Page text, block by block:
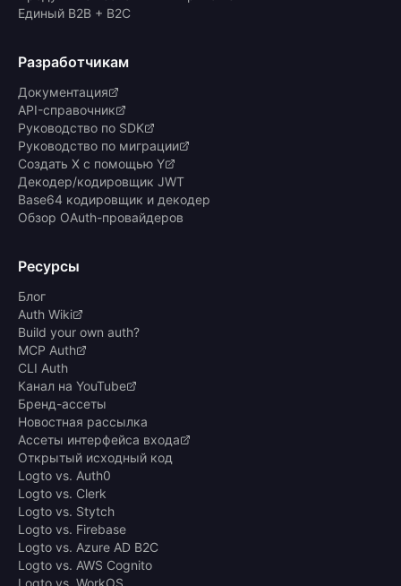
Единый B2B + B2C
Разработчикам
Документация
API-справочник
Руководство по SDK
Руководство по миграции
Создать X с помощью Y
Декодер/кодировщик JWT
Base64 кодировщик и декодер
Обзор OAuth-провайдеров
Ресурсы
Блог
Auth Wiki
Build your own auth?
MCP Auth
CLI Auth
Канал на YouTube
Бренд-ассеты
Новостная рассылка
Ассеты интерфейса входа
Открытый исходный код
Logto vs. Auth0
Logto vs. Clerk
Logto vs. Stytch
Logto vs. Firebase
Logto vs. Azure AD B2C
Logto vs. AWS Cognito
Logto vs. WorkOS